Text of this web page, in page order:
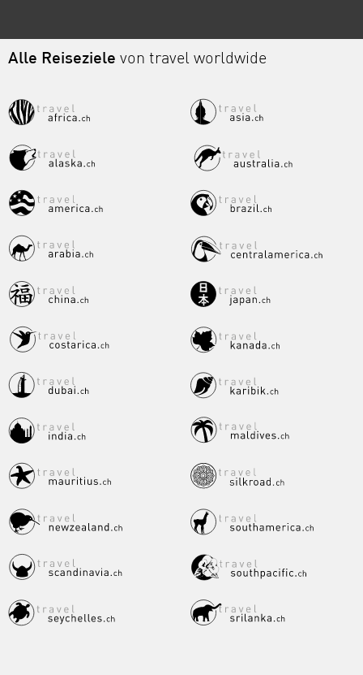
Alle Reiseziele von travel worldwide